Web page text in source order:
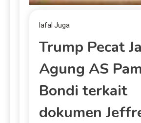
lafal Juga
Trump Pecat
Agung AS
Bondi terkait
dokumen